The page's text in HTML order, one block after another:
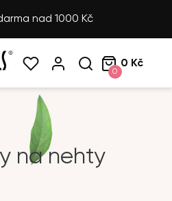
nad 1000 Kč
0
0 Kč
na nehty